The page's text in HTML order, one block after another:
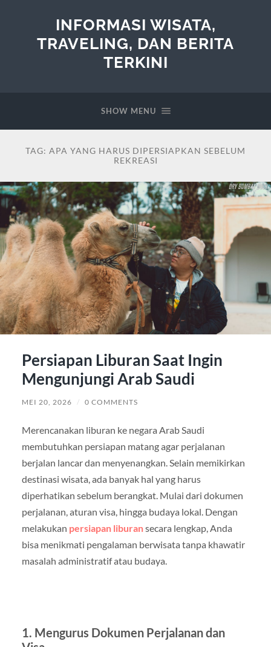
INFORMASI WISATA,
TRAVELING, DAN BERITA
TERKINI
SHOW MENU
TAG: APA YANG HARUS DIPERSIAPKAN SEBELUM
REKREASI
Persiapan Liburan Saat Ingin
Mengunjungi Arab Saudi
MEI 20, 2026 / 0 COMMENTS
Merencanakan liburan ke negara Arab Saudi
membutuhkan persiapan matang agar perjalanan
berjalan lancar dan menyenangkan. Selain memikirkan
destinasi wisata, ada banyak hal yang harus
diperhatikan sebelum berangkat. Mulai dari dokumen
perjalanan, aturan visa, hingga budaya lokal. Dengan
melakukan persiapan liburansecara lengkap, Anda
bisa menikmati pengalaman berwisata tanpa khawatir
masalah administratif atau budaya.
1. Mengurus Dokumen Perjalanan dan